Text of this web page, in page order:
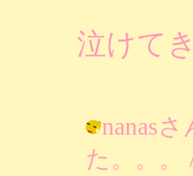
泣けて
nanas
た。。。